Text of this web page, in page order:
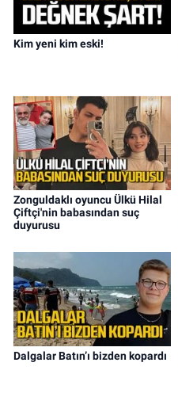
Kim yeni kim eski!
Zonguldaklı oyuncu Ülkü Hilal
Çiftçi'nin babasından suç
duyurusu
Dalgalar Batın’ı bizden kopardı